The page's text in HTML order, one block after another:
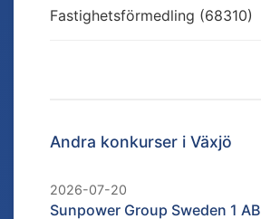
Fastighetsförmedling (68310)
Andra konkurser i Växjö
2026-07-20
Sunpower Group Sweden 1 AB